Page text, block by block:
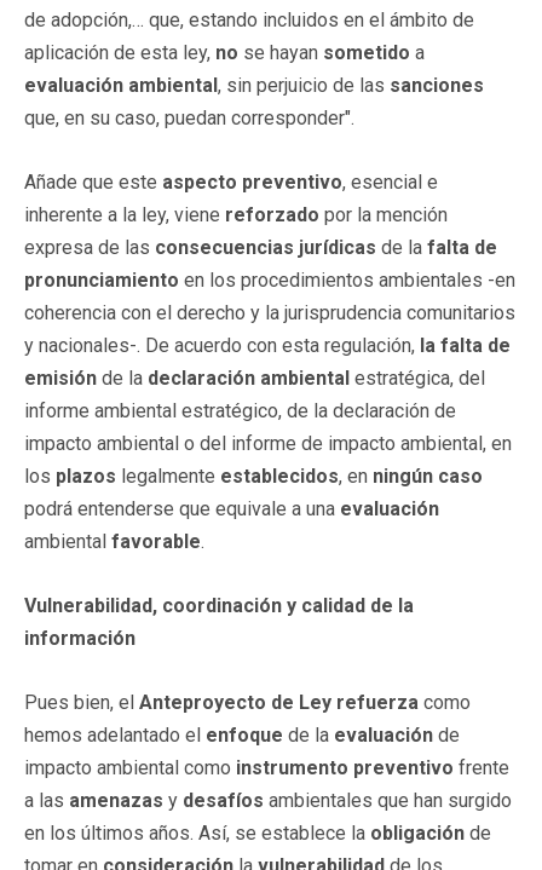
de adopción,… que, estando incluidos en el ámbito de
aplicación de esta ley, no se hayan sometido a
evaluación ambiental, sin perjuicio de las sanciones
que, en su caso, puedan corresponder".
Añade que este aspecto preventivo, esencial e
inherente a la ley, viene reforzado por la mención
expresa de las consecuencias jurídicas de la falta de
pronunciamiento en los procedimientos ambientales -en
coherencia con el derecho y la jurisprudencia comunitarios
y nacionales-. De acuerdo con esta regulación, la falta de
emisión de la declaración ambiental estratégica, del
informe ambiental estratégico, de la declaración de
impacto ambiental o del informe de impacto ambiental, en
los plazos legalmente establecidos, en ningún caso
podrá entenderse que equivale a una evaluación
ambiental favorable.
Vulnerabilidad, coordinación y calidad de la
información
Pues bien, el Anteproyecto de Ley refuerza como
hemos adelantado el enfoque de la evaluación de
impacto ambiental como instrumento preventivo frente
a las amenazas y desafíos ambientales que han surgido
en los últimos años. Así, se establece la obligación de